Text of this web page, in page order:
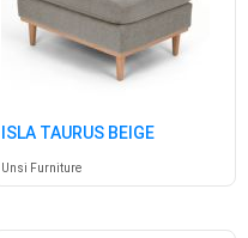
ISLA TAURUS BEIGE
Unsi Furniture